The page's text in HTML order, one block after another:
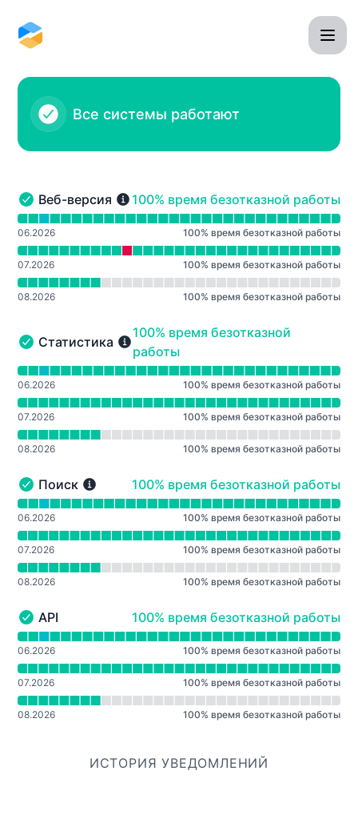
Все системы работают
Веб-версия - Работает
Веб-версия 100% - время безотказной работы
100% время безотказной работы
Читать график времени безотказной работы для
06.2026 100% время безотказной работы
07.2026 100% время безотказной работы
08.2026 100% время безотказной работы
Статистика - Работает
Статистика
100% - время безотказной работы
100% время безотказной
работы
Читать график времени безотказной работы для
06.2026 100% время безотказной работы
07.2026 100% время безотказной работы
08.2026 100% время безотказной работы
Поиск - Работает
Поиск 100% - время безотказной работы
100% время безотказной работы
Читать график времени безотказной работы для
06.2026 100% время безотказной работы
07.2026 100% время безотказной работы
08.2026 100% время безотказной работы
API - Работает
API 100% - время безотказной работы
100% время безотказной работы
Читать график времени безотказной работы для API
06.2026 100% время безотказной работы
07.2026 100% время безотказной работы
08.2026 100% время безотказной работы
ИСТОРИЯ УВЕДОМЛЕНИЙ